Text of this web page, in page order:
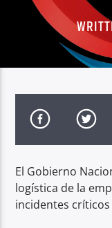
Radio hola
El Gobierno
logística de la
incidentes